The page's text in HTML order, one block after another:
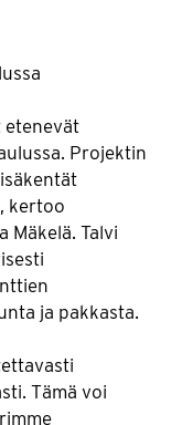
etenevät
Projektin
kertoo
Mäkelä. Talvi
ja pakkasta.
Tämä voi